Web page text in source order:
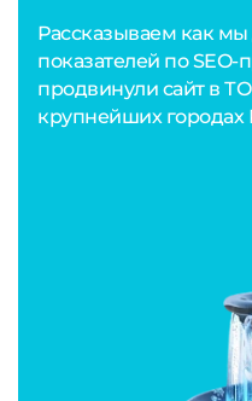
Рассказываем как
показателей по
продвинули сайт в
крупнейших городах